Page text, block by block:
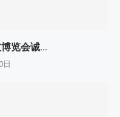
览会诚...
日